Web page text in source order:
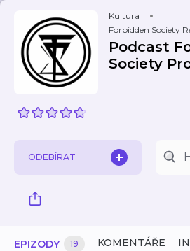
Kultura
Forbidden Society
Podcast
Society
ODEBÍRAT
EPIZODY 19 KOMENTÁŘE